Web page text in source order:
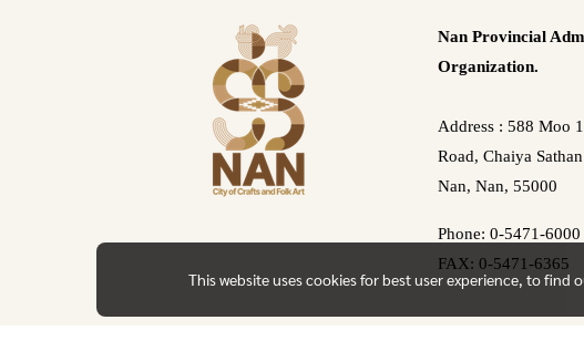
Nan Provincial
Organization.
Address : 588 Moo
Road, Chaiya
Nan, Nan, 55000
Phone: 0-5471-6000
FAX: 0-5471-6365
This website uses cookies for best user experience, to find